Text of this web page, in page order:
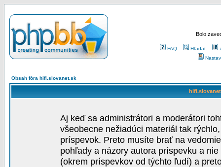
Bolo
FAQ Hľadať
Obsah fóra hifi.slovanet.sk
Aj keď sa administrátori a moderátori
všeobecne nežiadúci materiál tak
príspevok. Preto musíte brať na
pohľady a názory autora príspevku a
(okrem príspevkov od týchto ľudí) a